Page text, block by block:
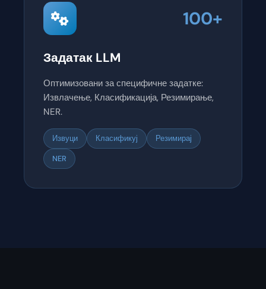
100+
Задатак LLM
Оптимизовани за специфичне задатке:
Извлачење, Класификација, Резимирање,
NER.
Извуци Класификуј
Резимирај
NER